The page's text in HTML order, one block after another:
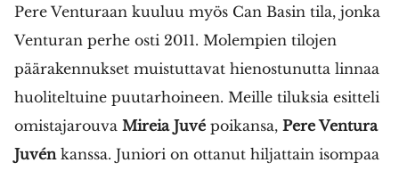
Pere Venturaan kuuluu myös Can Basin tila, jonka
Venturan perhe osti 2011. Molempien tilojen
päärakennukset muistuttavat hienostunutta linnaa
huoliteltuine puutarhoineen. Meille tiluksia esitteli
omistajarouva Mireia Juvé poikansa, Pere Ventura
Juvén kanssa. Juniori on ottanut hiljattain isompaa